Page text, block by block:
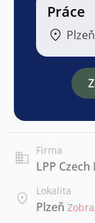
Práce
Plzeň
Firma
LPP
Lokalita
Plzeň